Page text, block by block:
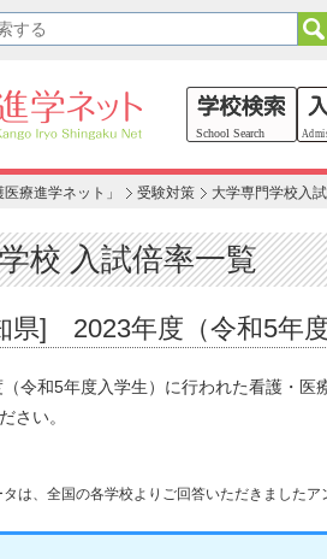
療進学ネット」 受験対策 大学専門学校入
校 入試倍率一覧
県] 2023年度（令和5年
令和5年度入学生）に行われた看護・
さい。
は、全国の各学校よりご回答いただきましたア